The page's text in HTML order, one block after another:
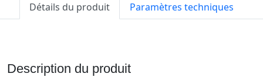
Détails du produit Paramètres techniques
Description du produit